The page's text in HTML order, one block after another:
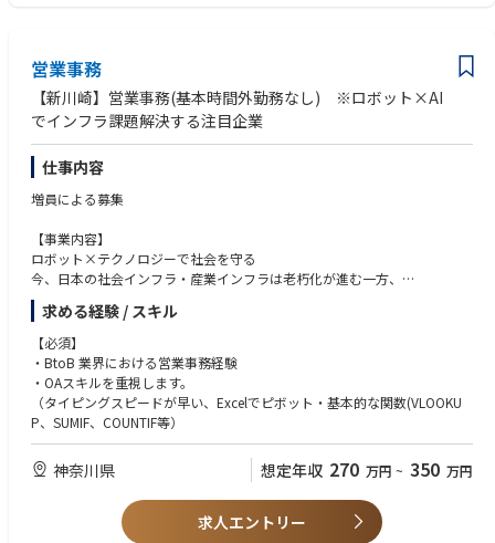
■資金調達で事業加速：
社会・産業インフラの老朽化が深刻により、ロボット・テクノロジー活用
の需要が高まる事が想定される中、
当社のソリューションに大きな期待が寄せられ、2019年にINCJ、三菱商
事、ソニーイノベーションファンド等からの出資を受け、
事業拡大を進めています。当出資を機に第2創業期として、IPOを視野に入
人工知能(AI)にて損傷個所を自動で検出するシステムも開発してソリュー
社会・産業インフラの抱える社会的課題を、当社技術で解決していきま
す。
2021年以降には、鹿島建設、JFEエンジニアリング、ENEOS、SBIインベ
ストメント、
2023年にはオリックス、ヒューリックからの出資により業容拡大加速中で
す。
・好奇心が旺盛な方
・ロボット、AIへの興味、関心、知識がある方
営業事務
【新川崎】営業事務(基本時間外勤務なし) ※ロボット×AI
でインフラ課題解決する注目企業
仕事内容
増員による募集
【事業内容】
ロボット×テクノロジーで社会を守る
今、日本の社会インフラ・産業インフラは老朽化が進む一方、
熟練技術者の減少や自然災害など、さまざまな社会的課題があります。
そこで私たちは、これまで培ってきたロボットとテクノロジーの力で課題
と向き合い、毎日の安心・安全の実現へと挑戦し続けています。
弊社が誇るロボット技術は、メカトロニクスとソフトウェア、そしてエレ
クトロニクスの技術。
昨日と同じように道路を走れること、今日も安心して橋を渡れること、明
日も電気が点くこと。
そんな当たり前の毎日がいつまでも続くよう、弊社は未来を見据え、ミッ
ションを遂行しています。
求める経験 / スキル
【必須】
・BtoB 業界における営業事務経験
・OAスキルを重視します。
（タイピングスピードが早い、Excelでピボット・基本的な関数(VLOOKU
P、SUMIF、COUNTIF等）
神奈川県 想定年収 270 万円 ~ 350 万円
求人エントリー